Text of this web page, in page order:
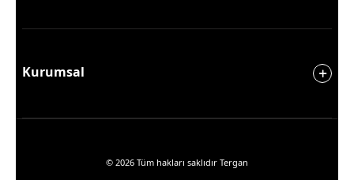
Kurumsal
© 2026 Tüm hakları saklıdır Tergan